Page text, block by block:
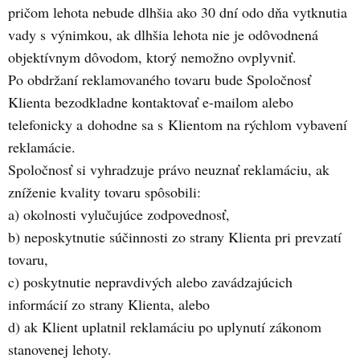
pričom lehota nebude dlhšia ako 30 dní odo dňa vytknutia
vady s výnimkou, ak dlhšia lehota nie je odôvodnená
objektívnym dôvodom, ktorý nemožno ovplyvniť.
Po obdržaní reklamovaného tovaru bude Spoločnosť
Klienta bezodkladne kontaktovať e-mailom alebo
telefonicky a dohodne sa s Klientom na rýchlom vybavení
reklamácie.
Spoločnosť si vyhradzuje právo neuznať reklamáciu, ak
zníženie kvality tovaru spôsobili:
a) okolnosti vylučujúce zodpovednosť,
b) neposkytnutie súčinnosti zo strany Klienta pri prevzatí
tovaru,
c) poskytnutie nepravdivých alebo zavádzajúcich
informácií zo strany Klienta, alebo
d) ak Klient uplatnil reklamáciu po uplynutí zákonom
stanovenej lehoty.